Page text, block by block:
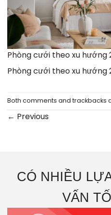
Phòng cưới theo xu hướng
Phòng cưới theo xu hướng
Both comments and trackbacks
← Previous
CÓ NHIỀU
VẤN